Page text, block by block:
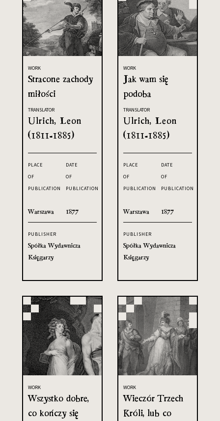
WORK
Stracone zachody
miłości
TRANSLATOR
Ulrich, Leon
(1811-1885)
PLACE
OF
PUBLICATION
Warszawa
DATE
OF
PUBLICATION
1877
PUBLISHER
Spółka Wydawnicza
Księgarzy
WORK
Jak wam się
podoba
TRANSLATOR
Ulrich, Leon
(1811-1885)
PLACE
OF
PUBLICATION
Warszawa
DATE
OF
PUBLICATION
1877
PUBLISHER
Spółka Wydawnicza
Księgarzy
WORK
Wszystko dobre,
co kończy się
WORK
Wieczór Trzech
Króli, lub co